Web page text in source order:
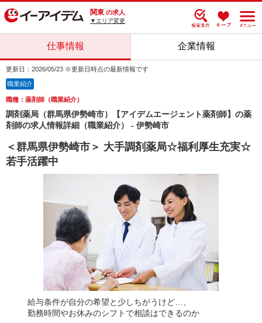
関東 の求人
▼エリア変更
仕事情報 企業情報
更新日：2026/05/23 ※更新日時点の最新情報です
職業紹介
職種：薬剤師（職業紹介）
調剤薬局（群馬県伊勢崎市）【アイデムエージェント薬剤師】の薬
剤師の求人情報詳細（職業紹介） - 伊勢崎市
＜群馬県伊勢崎市＞ 大手調剤薬局☆福利厚生充実☆
若手活躍中
給与条件が自分の希望と少しちがうけど…、
勤務時間やお休みのシフトで相談はできるのか